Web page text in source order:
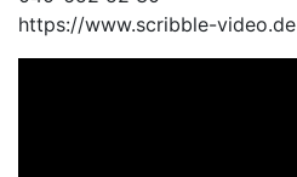
https://www.scribble-video.de